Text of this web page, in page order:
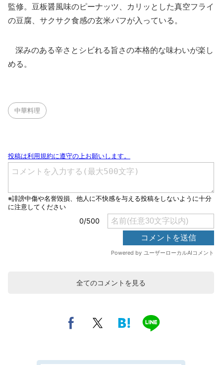
監修。豆板醤風味のピーナッツ、カリッとした真空フライ
の豆腐、サクサク食感の玄米パフが入っている。
深みのある辛さとシビれる旨さの本格的な味わいが楽し
める。
中華料理
全てのコメントを見る